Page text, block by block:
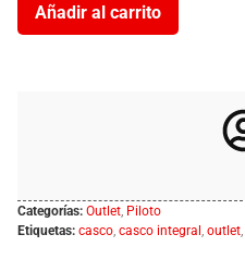
Añadir al carrito
Categorías: Outlet, Piloto
Etiquetas: casco, casco integral, outlet,